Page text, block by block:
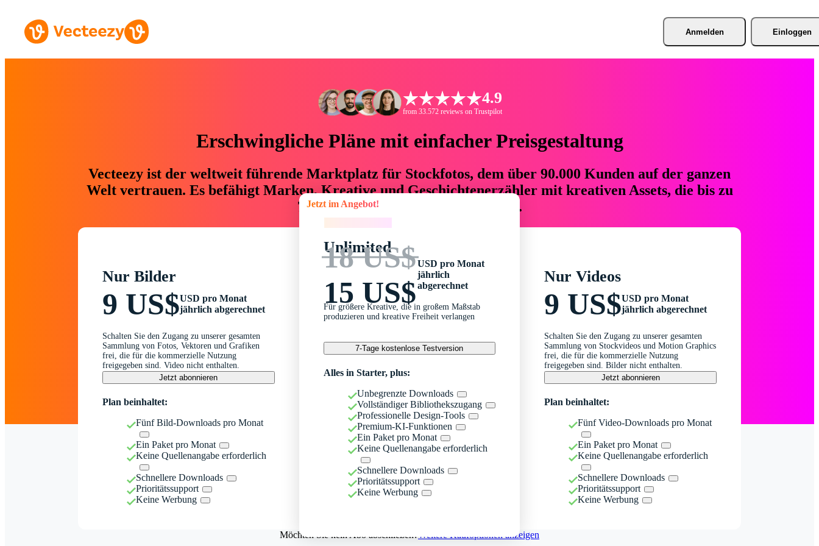
Anmelden Einloggen
4.9
from 33.572 reviews on Trustpilot
Erschwingliche Pläne mit einfacher Preisgestaltung
Vecteezy ist der weltweit führende Marktplatz für Stockfotos, dem über 90.000 Kunden auf der ganzen
Welt vertrauen. Es befähigt Marken, Kreative und Geschichtenerzähler mit kreativen Assets, die bis zu
76 % an Zeit und Budget einsparen.
Nur Bilder
9 US$USD pro Monat
jährlich abgerechnet
Schalten Sie den Zugang zu unserer gesamten
Sammlung von Fotos, Vektoren und Grafiken
frei, die für die kommerzielle Nutzung
freigegeben sind. Video nicht enthalten.
Jetzt abonnieren
Plan beinhaltet:
Fünf Bild-Downloads pro Monat
Ein Paket pro Monat
Keine Quellenangabe erforderlich
Schnellere Downloads
Prioritätssupport
Keine Werbung
Jetzt im Angebot!
Unlimited
18 US$
15 US$
USD pro Monat
jährlich
abgerechnet
Für größere Kreative, die in großem Maßstab
produzieren und kreative Freiheit verlangen
7-Tage kostenlose Testversion
Alles in Starter, plus:
Unbegrenzte Downloads
Vollständiger Bibliothekszugang
Professionelle Design-Tools
Premium-KI-Funktionen
Ein Paket pro Monat
Keine Quellenangabe erforderlich
Schnellere Downloads
Prioritätssupport
Keine Werbung
Nur Videos
9 US$USD pro Monat
jährlich abgerechnet
Schalten Sie den Zugang zu unserer gesamten
Sammlung von Stockvideos und Motion Graphics
frei, die für die kommerzielle Nutzung
freigegeben sind. Bilder nicht enthalten.
Jetzt abonnieren
Plan beinhaltet:
Fünf Video-Downloads pro Monat
Ein Paket pro Monat
Keine Quellenangabe erforderlich
Schnellere Downloads
Prioritätssupport
Keine Werbung
Möchten Sie kein Abo abschließen?Weitere Kaufoptionen anzeigen